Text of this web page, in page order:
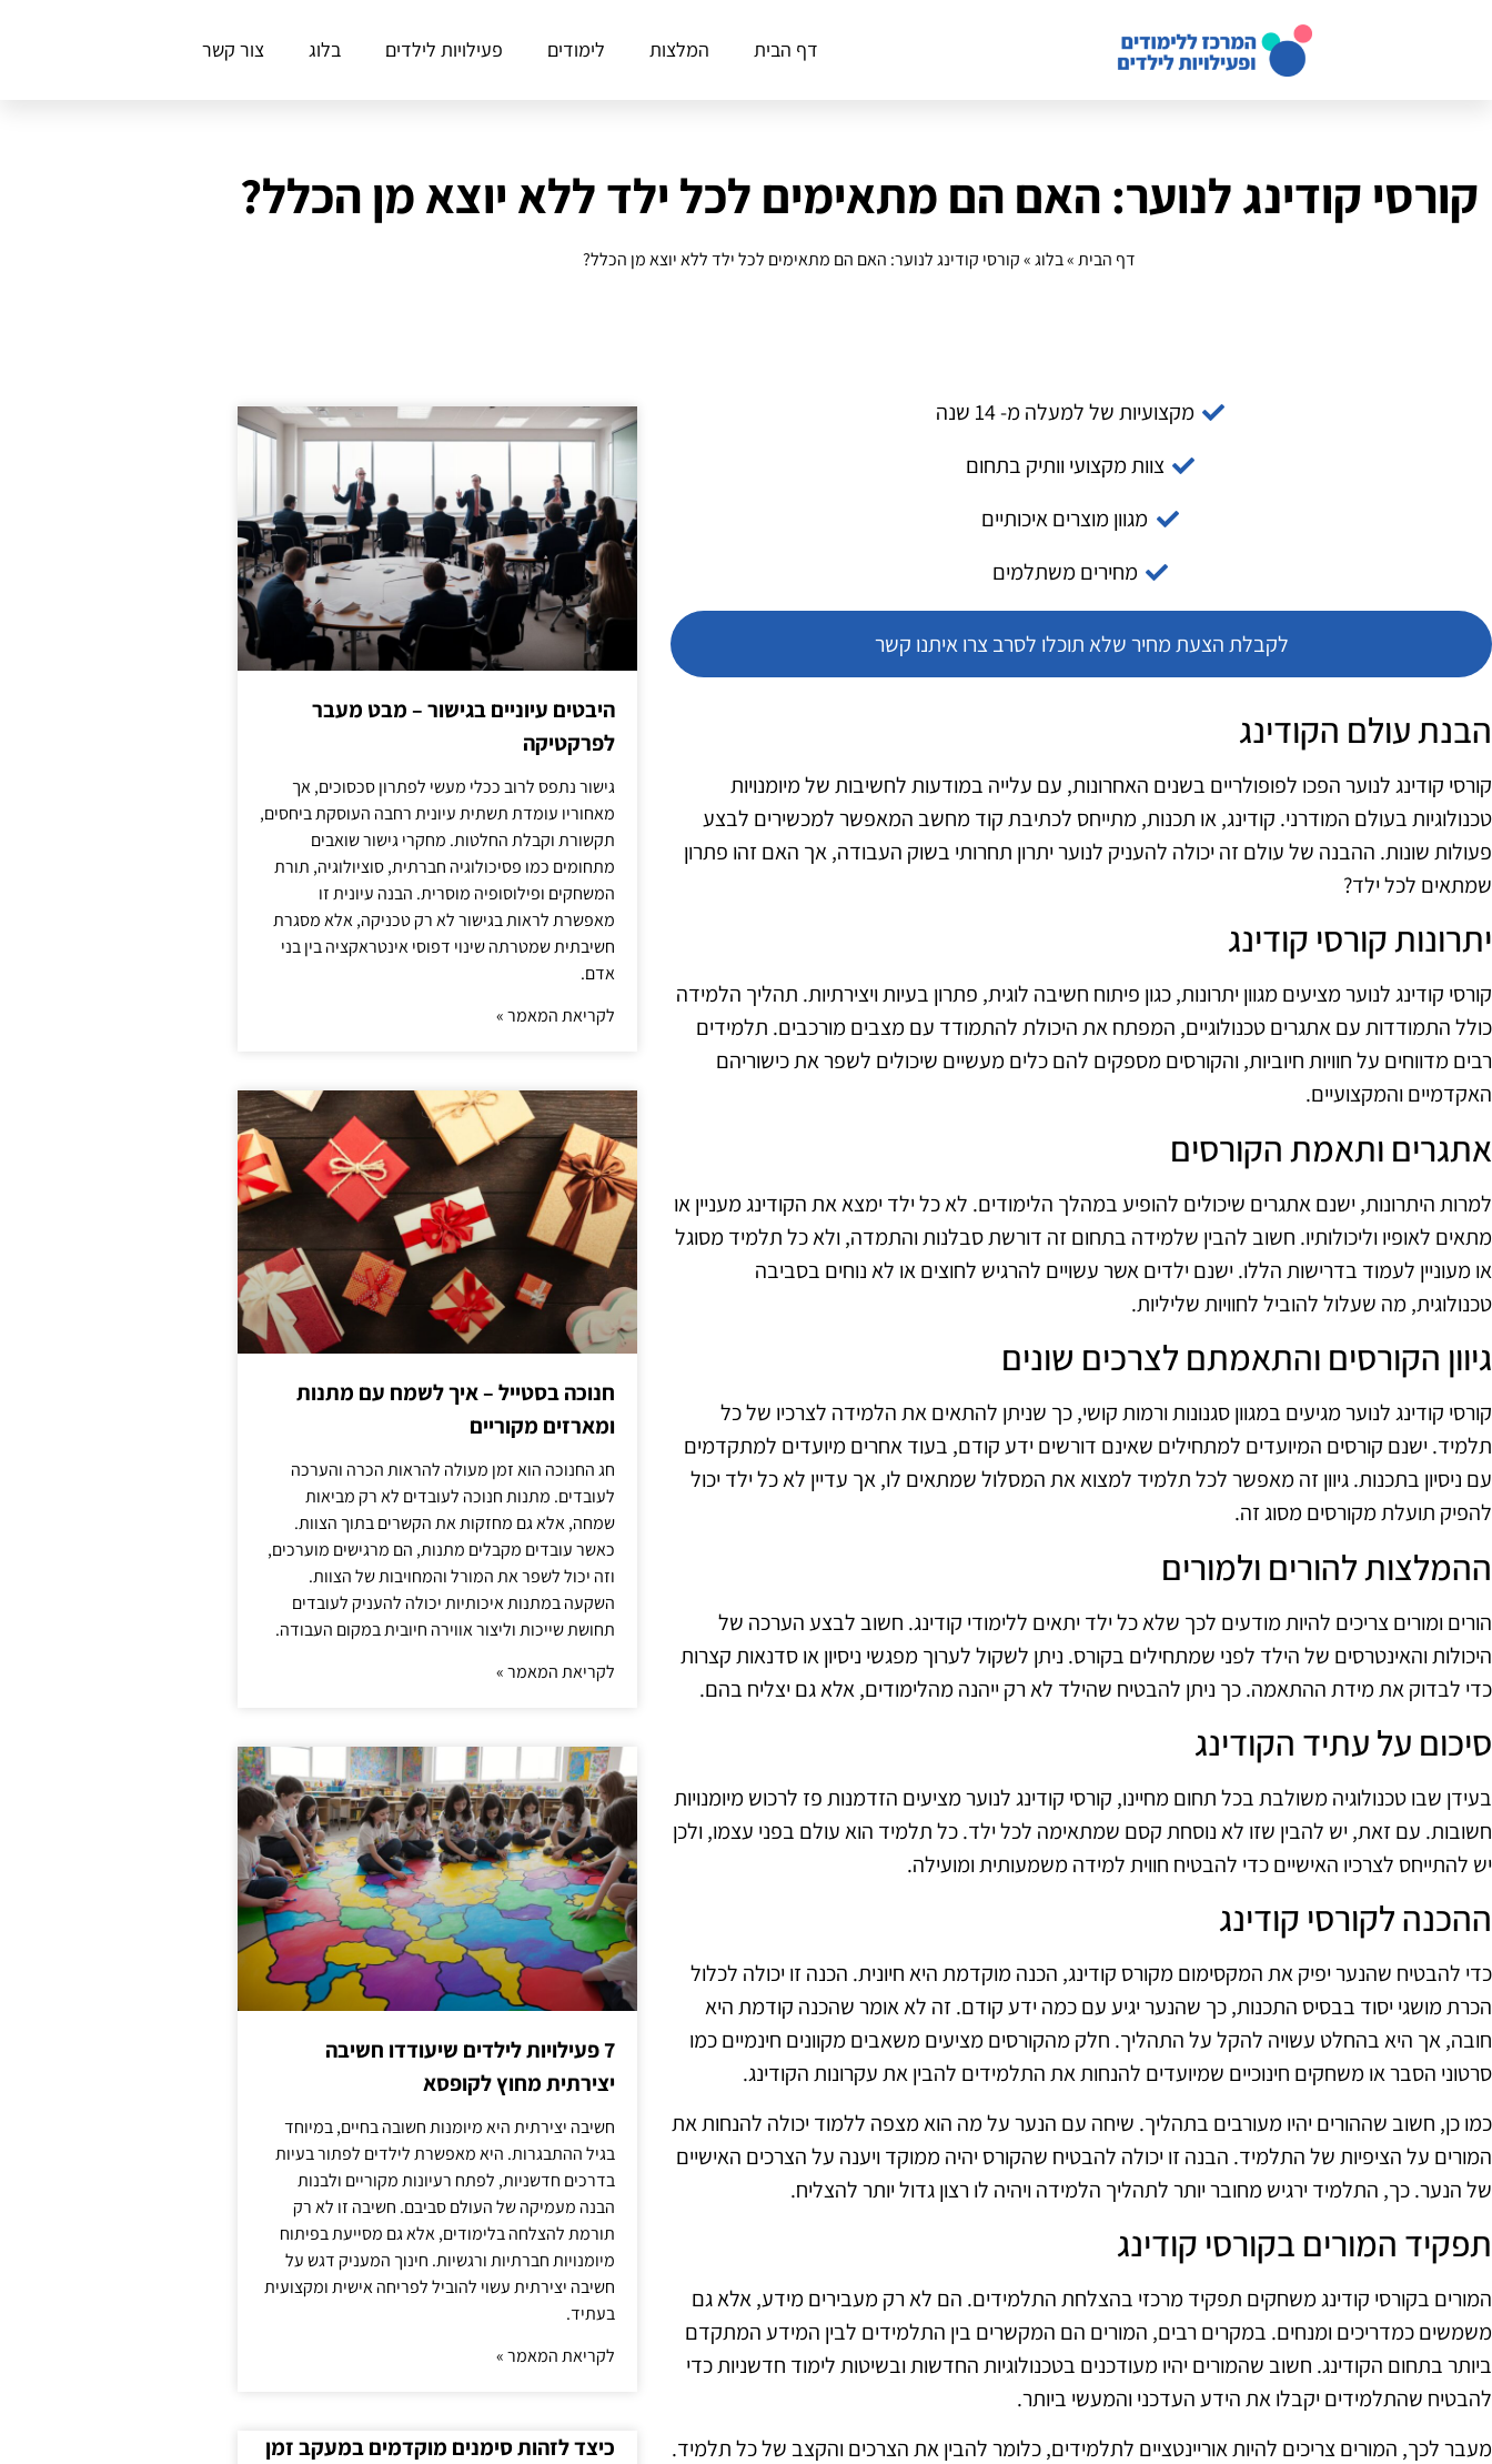
דף הבית המלצות לימודים פעילויות לילדים בלוג צור קשר
קורסי קודינג לנוער: האם הם מתאימים לכל ילד ללא יוצא מן הכלל?
דף הבית»בלוג»קורסי קודינג לנוער: האם הם מתאימים לכל ילד ללא יוצא מן הכלל?
מקצועיות של למעלה מ- 14 שנה
צוות מקצועי וותיק בתחום
מגוון מוצרים איכותיים
מחירים משתלמים
לקבלת הצעת מחיר שלא תוכלו לסרב צרו איתנו קשר
הבנת עולם הקודינג
קורסי קודינג לנוער הפכו לפופולריים בשנים האחרונות, עם עלייה במודעות לחשיבות של מיומנויות
טכנולוגיות בעולם המודרני. קודינג, או תכנות, מתייחס לכתיבת קוד מחשב המאפשר למכשירים לבצע
פעולות שונות. ההבנה של עולם זה יכולה להעניק לנוער יתרון תחרותי בשוק העבודה, אך האם זהו פתרון
שמתאים לכל ילד?
יתרונות קורסי קודינג
קורסי קודינג לנוער מציעים מגוון יתרונות, כגון פיתוח חשיבה לוגית, פתרון בעיות ויצירתיות. תהליך הלמידה
כולל התמודדות עם אתגרים טכנולוגיים, המפתח את היכולת להתמודד עם מצבים מורכבים. תלמידים
רבים מדווחים על חוויות חיוביות, והקורסים מספקים להם כלים מעשיים שיכולים לשפר את כישוריהם
האקדמיים והמקצועיים.
אתגרים ותאמת הקורסים
למרות היתרונות, ישנם אתגרים שיכולים להופיע במהלך הלימודים. לא כל ילד ימצא את הקודינג מעניין או
מתאים לאופיו וליכולותיו. חשוב להבין שלמידה בתחום זה דורשת סבלנות והתמדה, ולא כל תלמיד מסוגל
או מעוניין לעמוד בדרישות הללו. ישנם ילדים אשר עשויים להרגיש לחוצים או לא נוחים בסביבה
טכנולוגית, מה שעלול להוביל לחוויות שליליות.
גיוון הקורסים והתאמתם לצרכים שונים
קורסי קודינג לנוער מגיעים במגוון סגנונות ורמות קושי, כך שניתן להתאים את הלמידה לצרכיו של כל
תלמיד. ישנם קורסים המיועדים למתחילים שאינם דורשים ידע קודם, בעוד אחרים מיועדים למתקדמים
עם ניסיון בתכנות. גיוון זה מאפשר לכל תלמיד למצוא את המסלול שמתאים לו, אך עדיין לא כל ילד יכול
להפיק תועלת מקורסים מסוג זה.
ההמלצות להורים ולמורים
הורים ומורים צריכים להיות מודעים לכך שלא כל ילד יתאים ללימודי קודינג. חשוב לבצע הערכה של
היכולות והאינטרסים של הילד לפני שמתחילים בקורס. ניתן לשקול לערוך מפגשי ניסיון או סדנאות קצרות
כדי לבדוק את מידת ההתאמה. כך ניתן להבטיח שהילד לא רק ייהנה מהלימודים, אלא גם יצליח בהם.
סיכום על עתיד הקודינג
בעידן שבו טכנולוגיה משולבת בכל תחום מחיינו, קורסי קודינג לנוער מציעים הזדמנות פז לרכוש מיומנויות
חשובות. עם זאת, יש להבין שזו לא נוסחת קסם שמתאימה לכל ילד. כל תלמיד הוא עולם בפני עצמו, ולכן
יש להתייחס לצרכיו האישיים כדי להבטיח חווית למידה משמעותית ומועילה.
ההכנה לקורסי קודינג
כדי להבטיח שהנער יפיק את המקסימום מקורס קודינג, הכנה מוקדמת היא חיונית. הכנה זו יכולה לכלול
הכרת מושגי יסוד בבסיס התכנות, כך שהנער יגיע עם כמה ידע קודם. זה לא אומר שהכנה קודמת היא
חובה, אך היא בהחלט עשויה להקל על התהליך. חלק מהקורסים מציעים משאבים מקוונים חינמיים כמו
סרטוני הסבר או משחקים חינוכיים שמיועדים להנחות את התלמידים להבין את עקרונות הקודינג.
כמו כן, חשוב שההורים יהיו מעורבים בתהליך. שיחה עם הנער על מה הוא מצפה ללמוד יכולה להנחות את
המורים על הציפיות של התלמיד. הבנה זו יכולה להבטיח שהקורס יהיה ממוקד ויענה על הצרכים האישיים
של הנער. כך, התלמיד ירגיש מחובר יותר לתהליך הלמידה ויהיה לו רצון גדול יותר להצליח.
תפקיד המורים בקורסי קודינג
המורים בקורסי קודינג משחקים תפקיד מרכזי בהצלחת התלמידים. הם לא רק מעבירים מידע, אלא גם
משמשים כמדריכים ומנחים. במקרים רבים, המורים הם המקשרים בין התלמידים לבין המידע המתקדם
ביותר בתחום הקודינג. חשוב שהמורים יהיו מעודכנים בטכנולוגיות החדשות ובשיטות לימוד חדשניות כדי
להבטיח שהתלמידים יקבלו את הידע העדכני והמעשי ביותר.
מעבר לכך, המורים צריכים להיות אוריינטציים לתלמידים, כלומר להבין את הצרכים והקצב של כל תלמיד.
היבטים עיוניים בגישור – מבט מעבר
לפרקטיקה
גישור נתפס לרוב ככלי מעשי לפתרון סכסוכים, אך
מאחוריו עומדת תשתית עיונית רחבה העוסקת ביחסים,
תקשורת וקבלת החלטות. מחקרי גישור שואבים
מתחומים כמו פסיכולוגיה חברתית, סוציולוגיה, תורת
המשחקים ופילוסופיה מוסרית. הבנה עיונית זו
מאפשרת לראות בגישור לא רק טכניקה, אלא מסגרת
חשיבתית שמטרתה שינוי דפוסי אינטראקציה בין בני
אדם.
לקריאת המאמר »
חנוכה בסטייל – איך לשמח עם מתנות
ומארזים מקוריים
חג החנוכה הוא זמן מעולה להראות הכרה והערכה
לעובדים. מתנות חנוכה לעובדים לא רק מביאות
שמחה, אלא גם מחזקות את הקשרים בתוך הצוות.
כאשר עובדים מקבלים מתנות, הם מרגישים מוערכים,
וזה יכול לשפר את המורל והמחויבות של הצוות.
השקעה במתנות איכותיות יכולה להעניק לעובדים
תחושת שייכות וליצור אווירה חיובית במקום העבודה.
לקריאת המאמר »
7 פעילויות לילדים שיעודדו חשיבה
יצירתית מחוץ לקופסא
חשיבה יצירתית היא מיומנות חשובה בחיים, במיוחד
בגיל ההתבגרות. היא מאפשרת לילדים לפתור בעיות
בדרכים חדשניות, לפתח רעיונות מקוריים ולבנות
הבנה מעמיקה של העולם סביבם. חשיבה זו לא רק
תורמת להצלחה בלימודים, אלא גם מסייעת בפיתוח
מיומנויות חברתיות ורגשיות. חינוך המעניק דגש על
חשיבה יצירתית עשוי להוביל לפריחה אישית ומקצועית
בעתיד.
לקריאת המאמר »
כיצד לזהות סימנים מוקדמים במעקב זמן